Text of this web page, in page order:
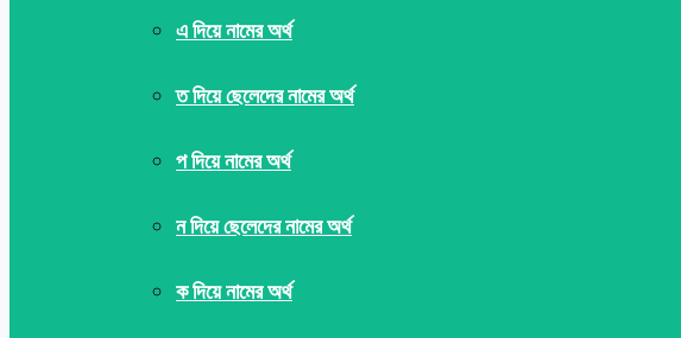
এ দিয়ে নামের অর্থ
ত দিয়ে ছেলেদের নামের অর্থ
প দিয়ে নামের অর্থ
ন দিয়ে ছেলেদের নামের অর্থ
ক দিয়ে নামের অর্থ